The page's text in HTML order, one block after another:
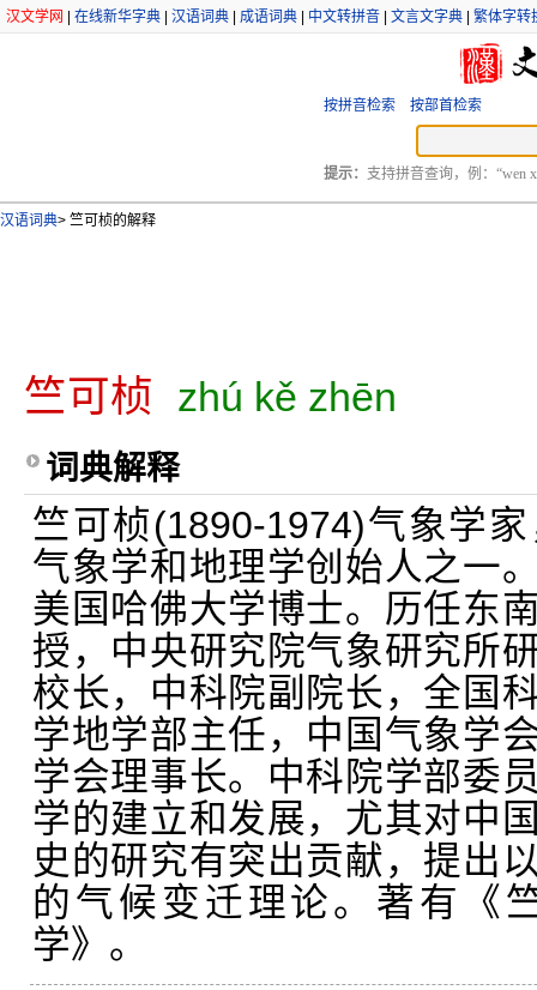
汉文学网 在线新华字典 汉语词典 成语词典 中文转拼音 文言文字典 繁体字转
按拼音检索 按部首检索
提示： 支持拼音查询，例：“wen
汉语词典> 竺可桢的解释
竺可桢 zhú kě zhēn
词典解释
竺可桢(1890-1974)气象学
气象学和地理学创始人之一
美国哈佛大学博士。历任东
授，中央研究院气象研究所
校长，中科院副院长，全国
学地学部主任，中国气象学
学会理事长。中科院学部委
学的建立和发展，尤其对中
史的研究有突出贡献，提出
的气候变迁理论。著有《
学》。